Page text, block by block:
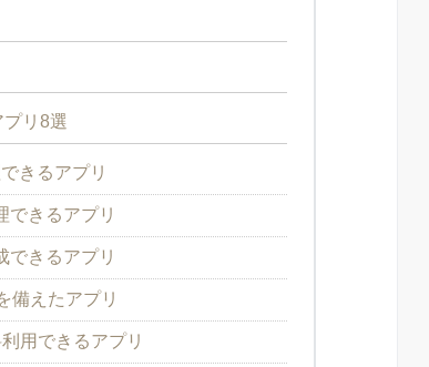
プリ8選
きるアプリ
できるアプリ
できるアプリ
備えたアプリ
用できるアプリ